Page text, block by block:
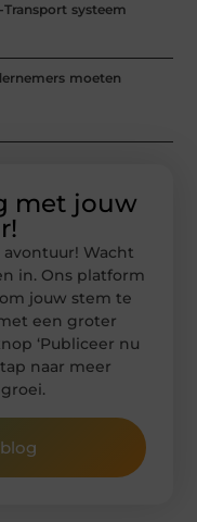
systeem
moeten
met jouw
Wacht
in. Ons platform
jouw stem te
een groter
‘Publiceer nu
naar meer